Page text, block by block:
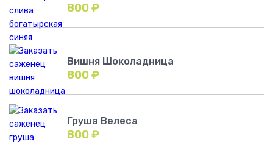
800₽
Вишня Шоколадница
800₽
Груша Велеса
800₽